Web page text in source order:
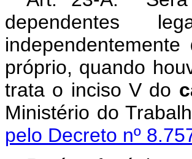
dependentes
próprio, quando
trata o inciso V do
Ministério do
pelo Decreto nº